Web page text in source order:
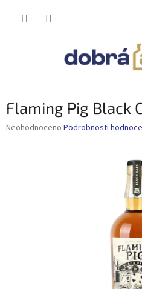
Flaming Pig Black
Průměrné
Neohodnoceno Podrobnosti